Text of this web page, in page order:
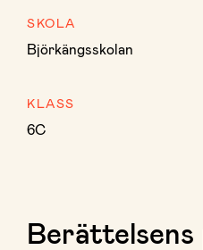
SKOLA
Björkängsskolan
KLASS
6C
Berättelsens